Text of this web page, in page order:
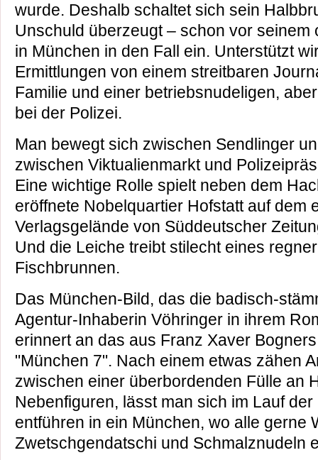
wurde. Deshalb schaltet sich sein
Unschuld überzeugt – schon vor seinem
in München in den Fall ein. Unterstützt
Ermittlungen von einem streitbaren
Familie und einer betriebsnudeligen,
bei der Polizei.
Man bewegt sich zwischen Sendlinger
zwischen Viktualienmarkt und
Eine wichtige Rolle spielt neben dem
eröffnete Nobelquartier Hofstatt auf dem
Verlagsgelände von Süddeutscher
Und die Leiche treibt stilecht eines
Fischbrunnen.
Das München-Bild, das die badisch-
Agentur-Inhaberin Vöhringer in ihrem
erinnert an das aus Franz Xaver
"München 7". Nach einem etwas zähen
zwischen einer überbordenden Fülle an
Nebenfiguren, lässt man sich im Lauf
entführen in ein München, wo alle gerne
Zwetschgendatschi und Schmalznudeln